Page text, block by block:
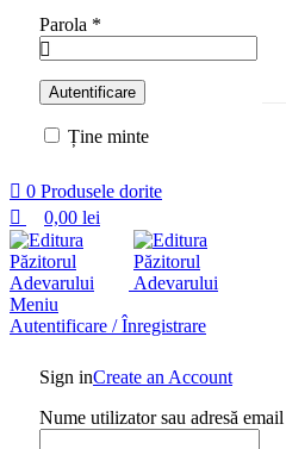
Parola *
Autentificare
Ține minte
0 Produsele dorite
0,00 lei
Meniu
Autentificare / Înregistrare
Sign inCreate an Account
Nume utilizator sau adresă email